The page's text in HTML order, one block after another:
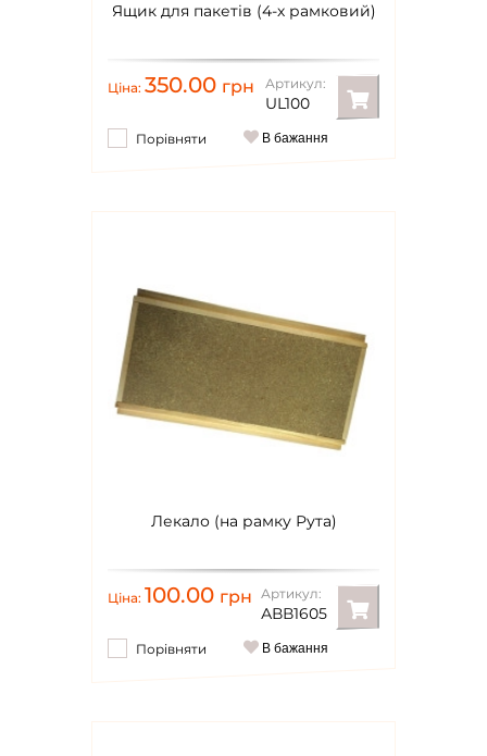
Ящик для пакетів (4-х рамковий)
Ціна: 350.00 грн Артикул:
UL100
Порівняти В бажання
Лекало (на рамку Рута)
Ціна: 100.00 грн Артикул:
АВВ1605
Порівняти В бажання